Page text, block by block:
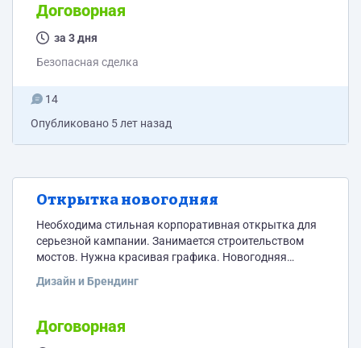
Договорная
за 3 дня
Безопасная сделка
14
Опубликовано 5 лет назад
Открытка новогодняя
Необходима стильная корпоративная открытка для
серьезной кампании. Занимается строительством
мостов. Нужна красивая графика. Новогодняя
Дизайн и Брендинг
Договорная